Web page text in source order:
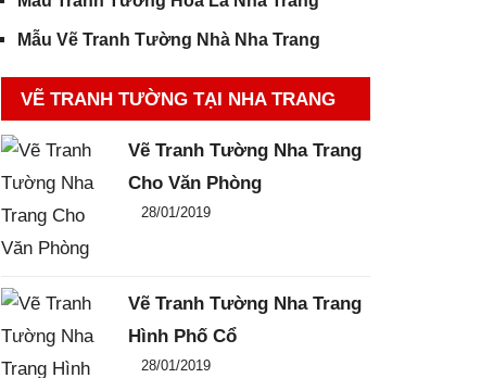
Mẫu Vẽ Tranh Tường Nhà Nha Trang
VẼ TRANH TƯỜNG TẠI NHA TRANG
Vẽ Tranh Tường Nha Trang
Cho Văn Phòng
Đăng ngày
28/01/2019
Vẽ Tranh Tường Nha Trang
Hình Phố Cổ
Đăng ngày
28/01/2019